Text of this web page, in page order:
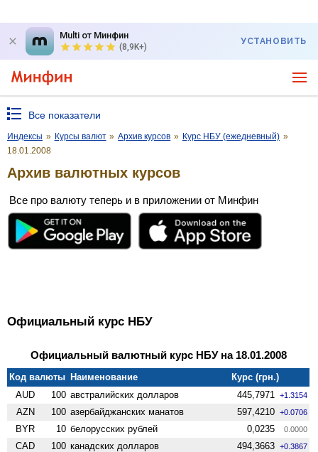
Multi от Минфин
(8,9K+)
УСТАНОВИТЬ
Все показатели
Индексы » Курсы валют » Архив курсов » Курс НБУ (ежедневный) »
18.01.2008
Архив валютных курсов
Все про валюту теперь и в приложении от Минфин
Официальный курс НБУ
Официальный валютный курс НБУ на 18.01.2008
Код валюты Наименование
Курс (грн.)
AUD
100 австралийских долларов 445,7971 +1.3154
AZN 100 азербайджанских манатов 597,4210 +0.0706
BYR 10 белорусских рублей 0,0235 0.0000
CAD 100 канадских долларов 494,3663 +0.3867